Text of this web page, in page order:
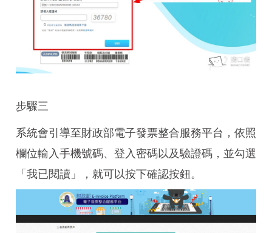
步驟三
系統會引導至財政部電子發票整合服務平台，依照
欄位輸入手機號碼、登入密碼以及驗證碼，並勾選
「我已閱讀」，就可以按下確認按鈕。